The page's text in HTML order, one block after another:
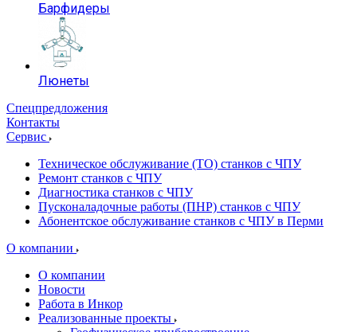
Барфидеры
Люнеты
Спецпредложения
Контакты
Сервис
Техническое обслуживание (ТО) станков с ЧПУ
Ремонт станков с ЧПУ
Диагностика станков с ЧПУ
Пусконаладочные работы (ПНР) станков с ЧПУ
Абонентское обслуживание станков с ЧПУ в Перми
О компании
О компании
Новости
Работа в Инкор
Реализованные проекты